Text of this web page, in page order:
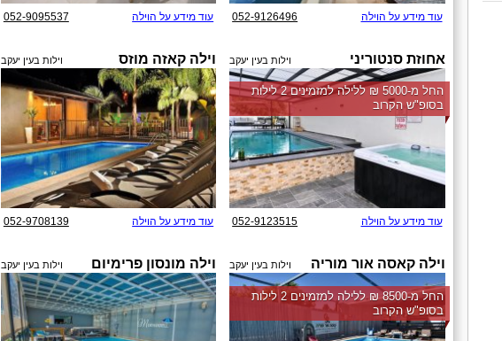
עוד מידע על הוילה 052-9126496 עוד מידע על הוילה 052-9095537
אחוזת סנטוריני וילות בעין יעקב
החל מ-‏5000 ₪ ללילה למזמינים 2 לילות
בסופ"ש הקרוב
עוד מידע על הוילה 052-9123515
וילה קאזה מוזס וילות בעין יעקב
עוד מידע על הוילה 052-9708139
וילה קאסה אור מוריה וילות בעין יעקב
החל מ-‏8500 ₪ ללילה למזמינים 2 לילות
בסופ"ש הקרוב
וילה מונסון פרימיום וילות בעין יעקב